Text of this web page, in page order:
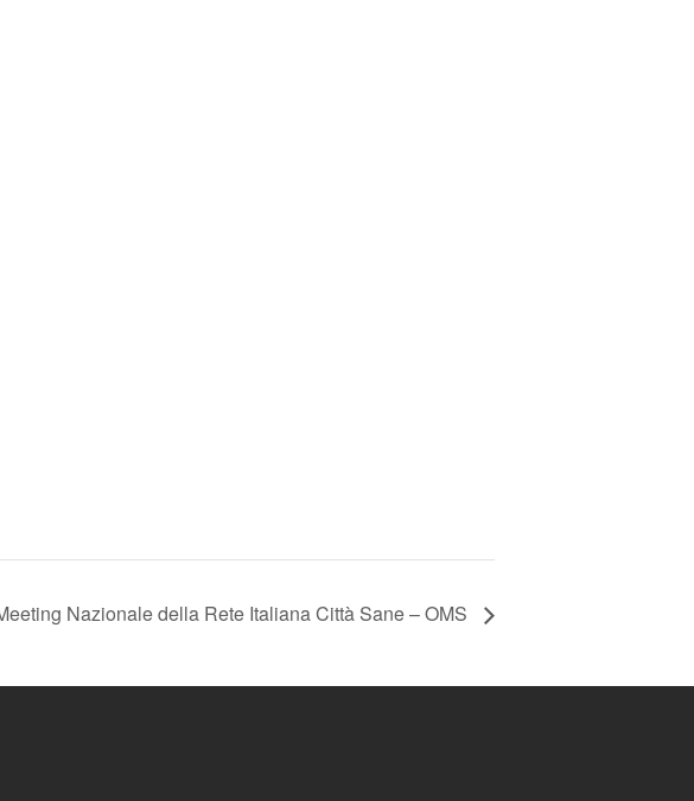
Nazionale della Rete Italiana Città Sane – OMS